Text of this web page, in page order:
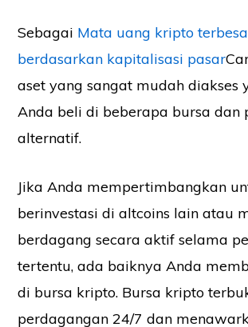
Sebagai Mata uang kripto
berdasarkan kapitalisasi pasar
aset yang sangat mudah diakses
Anda beli di beberapa bursa dan
alternatif.
Jika Anda mempertimbangkan
berinvestasi di altcoins lain atau
berdagang secara aktif selama
tertentu, ada baiknya Anda
di bursa kripto. Bursa kripto
perdagangan 24/7 dan